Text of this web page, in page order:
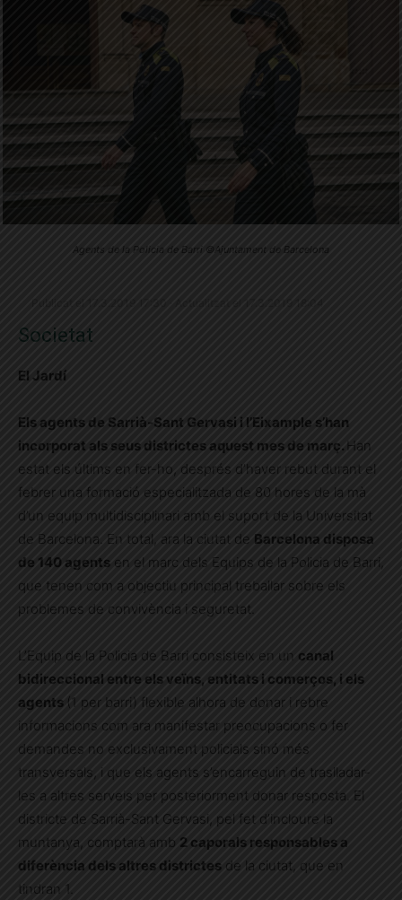
Agents de la Policia de Barri ©Ajuntament de Barcelona
Societat
El Jardí
Els agents de Sarrià-Sant Gervasi i l’Eixample s’han
incorporat als seus districtes aquest mes de març. Han
estat els últims en fer-ho, després d’haver rebut durant el
febrer una formació especialitzada de 80 hores de la mà
d’un equip multidisciplinari amb el suport de la Universitat
de Barcelona. En total, ara la ciutat de Barcelona disposa
de 140 agents en el marc dels Equips de la Policia de Barri,
que tenen com a objectiu principal treballar sobre els
problemes de convivència i seguretat.
L’Equip de la Policia de Barri consisteix en un canal
bidireccional entre els veïns, entitats i comerços, i els
agents (1 per barri) flexible alhora de donar i rebre
informacions com ara manifestar preocupacions o fer
demandes no exclusivament policials sinó més
transversals, i que els agents s’encarreguin de traslladar-
les a altres serveis per posteriorment donar resposta. El
districte de Sarrià-Sant Gervasi, pel fet d’incloure la
muntanya, comptarà amb 2 caporals responsables a
diferència dels altres districtes de la ciutat, que en
tindran 1.